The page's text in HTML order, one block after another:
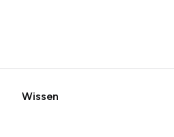
Wissen